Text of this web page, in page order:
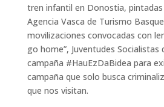
tren infantil en Donostia, pintadas
Agencia Vasca de Turismo
movilizaciones convocadas con
go home”, Juventudes Socialistas
campaña #HauEzDaBidea para
campaña que solo busca
que nos visitan.